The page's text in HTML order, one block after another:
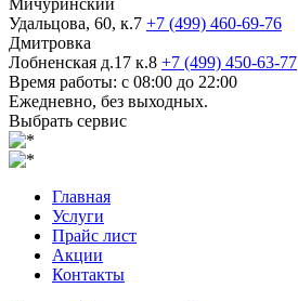
Мичуринский
Удальцова, 60, к.7 +7 (499) 460-69-76
Дмитровка
Лобненская д.17 к.8 +7 (499) 450-63-77
Время работы: с 08:00 до 22:00
Ежедневно, без выходных.
Выбрать сервис
Главная
Услуги
Прайс лист
Акции
Контакты